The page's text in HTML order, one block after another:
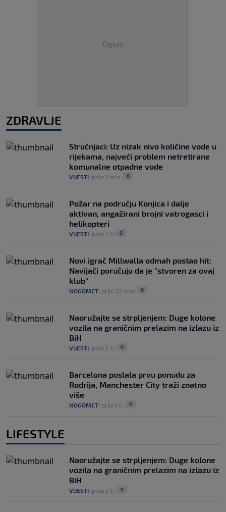
Oglas
ZDRAVLJE
Stručnjaci: Uz nizak nivo količine vode u
rijekama, najveći problem netretirane
komunalne otpadne vode
VIJESTI prije 1 min 0
Požar na području Konjica i dalje
aktivan, angažirani brojni vatrogasci i
helikopteri
VIJESTI prije 1 h 0
Novi igrač Millwalla odmah postao hit:
Navijači poručuju da je "stvoren za ovaj
klub"
NOGOMET prije 22 min 0
Naoružajte se strpljenjem: Duge kolone
vozila na graničnim prelazim na izlazu iz
BiH
VIJESTI prije 2 h 0
Barcelona poslala prvu ponudu za
Rodrija, Manchester City traži znatno
više
NOGOMET prije 1 h 0
LIFESTYLE
Naoružajte se strpljenjem: Duge kolone
vozila na graničnim prelazim na izlazu iz
BiH
VIJESTI prije 2 h 0